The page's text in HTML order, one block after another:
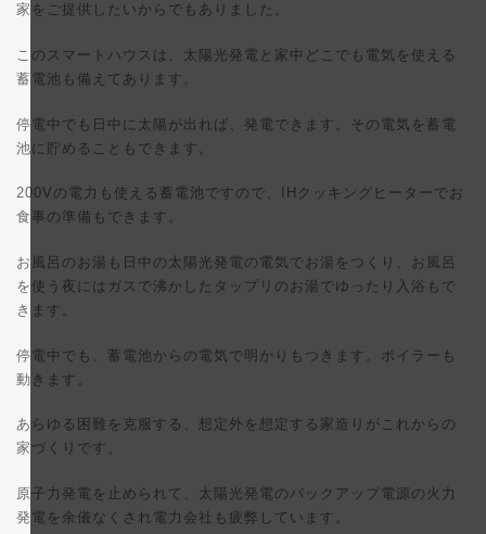
家をご提供したいからでもありました。
このスマートハウスは、太陽光発電と家中どこでも電気を使える
蓄電池も備えてあります。
停電中でも日中に太陽が出れば、発電できます。その電気を蓄電
池に貯めることもできます。
200Vの電力も使える蓄電池ですので、IHクッキングヒーターでお
食事の準備もできます。
お風呂のお湯も日中の太陽光発電の電気でお湯をつくり、お風呂
を使う夜にはガスで沸かしたタップリのお湯でゆったり入浴もで
きます。
停電中でも、蓄電池からの電気で明かりもつきます。ボイラーも
動きます。
あらゆる困難を克服する、想定外を想定する家造りがこれからの
家づくりです。
原子力発電を止められて、太陽光発電のバックアップ電源の火力
発電を余儀なくされ電力会社も疲弊しています。